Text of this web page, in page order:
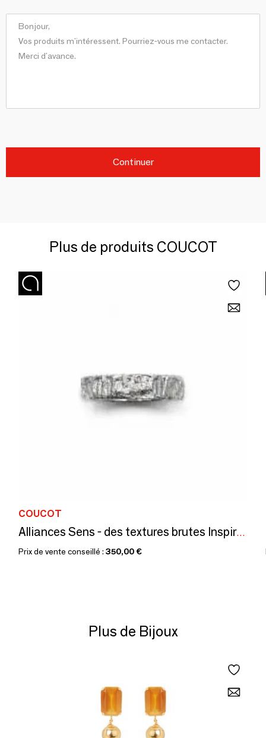
Continuer
Plus de produits COUCOT
COUCOT
Alliances Sens - des textures brutes Inspirées de la nature
Prix de vente conseillé : 350,00 €
Plus de Bijoux